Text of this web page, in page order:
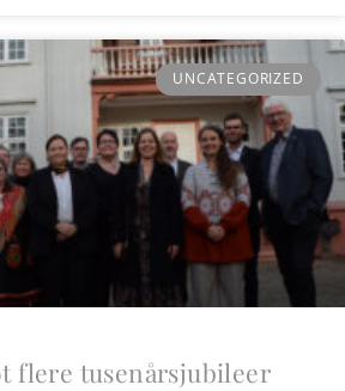
UNCATEGORIZED
flere tusenårsjubileer